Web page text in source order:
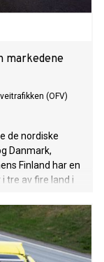
markedene
(OFV)
de nordiske
Danmark,
Finland har en
tre av fire land i